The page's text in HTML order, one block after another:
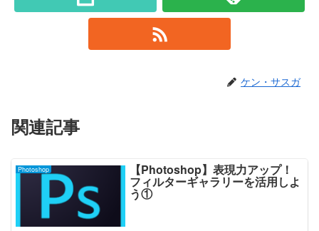
ケン・サスガ
関連記事
Photoshop 【Photoshop】表現力アップ！
フィルターギャラリーを活用しよ
う①